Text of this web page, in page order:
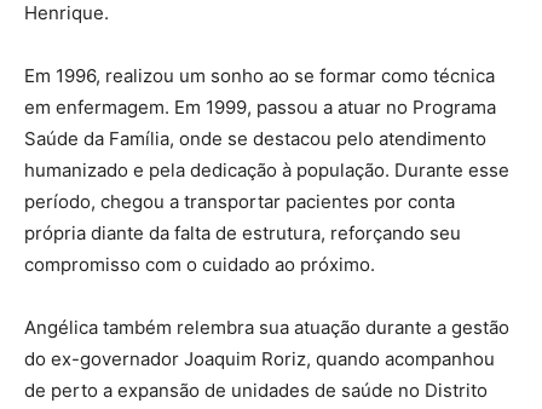
Henrique.
Em 1996, realizou um sonho ao se formar como técnica
em enfermagem. Em 1999, passou a atuar no Programa
Saúde da Família, onde se destacou pelo atendimento
humanizado e pela dedicação à população. Durante esse
período, chegou a transportar pacientes por conta
própria diante da falta de estrutura, reforçando seu
compromisso com o cuidado ao próximo.
Angélica também relembra sua atuação durante a gestão
do ex-governador Joaquim Roriz, quando acompanhou
de perto a expansão de unidades de saúde no Distrito